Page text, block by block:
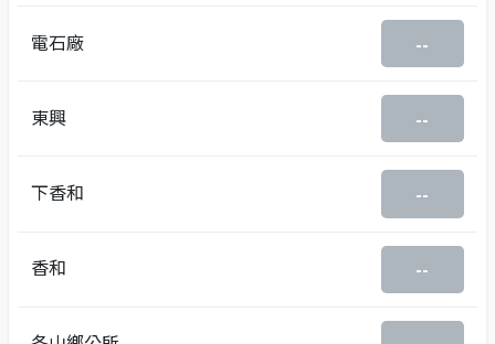
電石廠 --
東興 --
下香和 --
香和 --